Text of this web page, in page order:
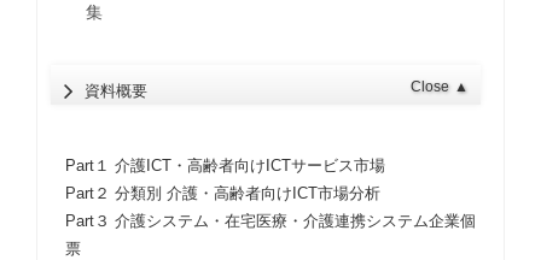
集
資料概要 Close ▲
Part１ 介護ICT・高齢者向けICTサービス市場
Part２ 分類別 介護・高齢者向けICT市場分析
Part３ 介護システム・在宅医療・介護連携システム企業個
票